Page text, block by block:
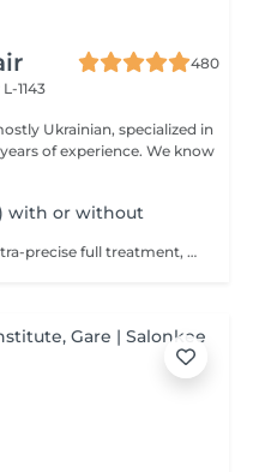
480
1143
Ukrainian, specialized in
experience. We know
with or without
Premium, highly technical and ultra-precise full treatment, performed mainly with an e-file to achieve a perfectly clean nail contour and apply the polish as close as possible, even slightly under the cuticle. This technique helps visually delay the regrowth by around 10 days. Visual result: -Extremely well-groomed nails, clean contours, flawless shape -Instagram / photo studio effect: neat, precise, with no visible dry skin Service content: -Removal of old semi-permanent and/or gel polish (if needed, please book accordingly this option via this screen) -Very meticulous preparation of the nail plate -Removal of dead skin -Shape and file nails -Gentle cuticle care -Application of a transparent simple polish (if desired) OR application of your own simple polish to bring with you (if needed, please book accordingly this option via this screen) -Application of cuticle oil and hand cream